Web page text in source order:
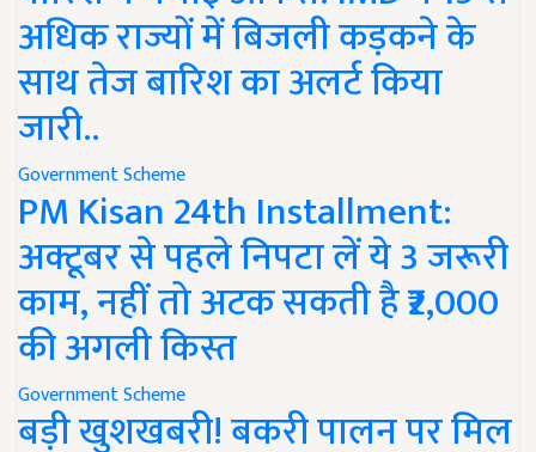
अधिक राज्यों में बिजली कड़कने के
साथ तेज बारिश का अलर्ट किया
जारी..
Government Scheme
PM Kisan 24th Installment:
अक्टूबर से पहले निपटा लें ये 3 जरूरी
काम, नहीं तो अटक सकती है ₹2,000
की अगली किस्त
Government Scheme
बड़ी खुशखबरी! बकरी पालन पर मिल